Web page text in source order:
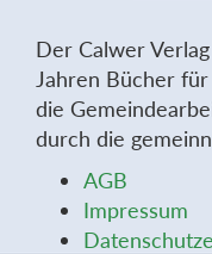
Der Calwer
Jahren Bücher
die
durch die
AGB
Impressum